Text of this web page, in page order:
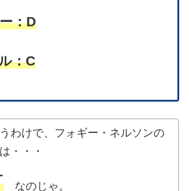
：D
：C
わけで、フォギー・ネルソンの
・・・
なのじゃ。